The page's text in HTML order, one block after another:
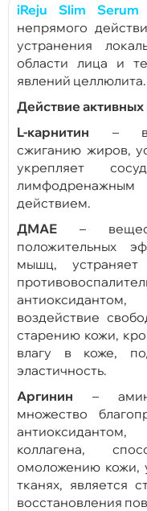
iReju Slim Serum
непрямого
устранения
области лица и
явлений целлюлита.
Действие
L-карнитин –
сжиганию жиров,
укрепляет
лимфодренажным
действием.
ДМАЕ –
положительных
мышц, устраняет
воздействие
старению кожи,
влагу в коже,
эластичность.
Аргинин –
множество
коллагена,
омоложению кожи,
тканях, является
восстановления